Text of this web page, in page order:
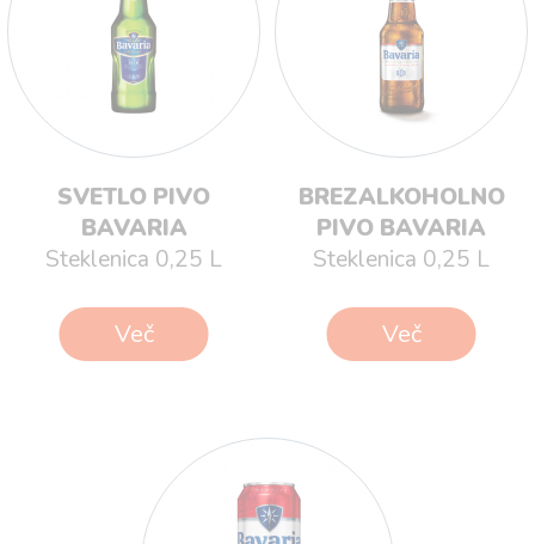
SVETLO PIVO
BAVARIA
Steklenica 0,25 L
Več
BREZALKOHOLNO
PIVO BAVARIA
Steklenica 0,25 L
Več